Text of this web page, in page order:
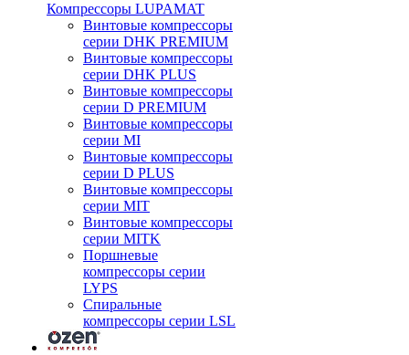
Компрессоры LUPAMAT
Винтовые компрессоры
серии DHK PREMIUM
Винтовые компрессоры
серии DHK PLUS
Винтовые компрессоры
серии D PREMIUM
Винтовые компрессоры
серии MI
Винтовые компрессоры
серии D PLUS
Винтовые компрессоры
серии MIT
Винтовые компрессоры
серии MITK
Поршневые
компрессоры серии
LYPS
Спиральные
компрессоры серии LSL